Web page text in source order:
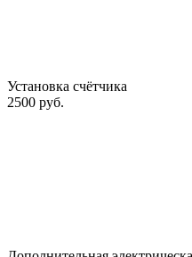
Установка счётчика
2500 руб.